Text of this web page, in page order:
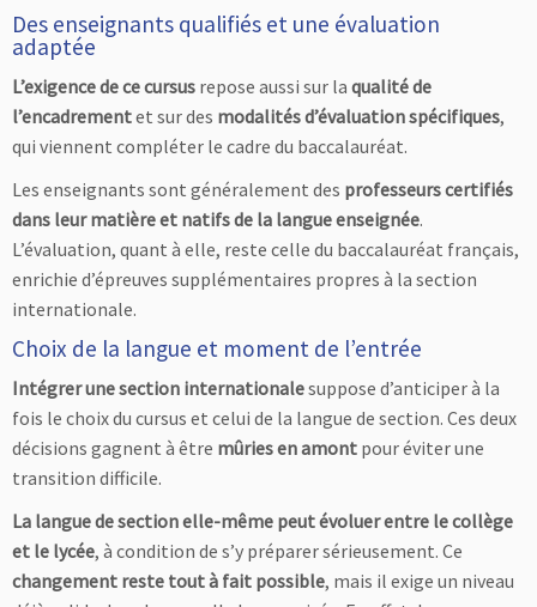
Des enseignants qualifiés et une évaluation
adaptée
L’exigence de ce cursus repose aussi sur la qualité de
l’encadrementet sur des modalités d’évaluation spécifiques,
qui viennent compléter le cadre du baccalauréat.
Les enseignants sont généralement des professeurs certifiés
dans leur matière et natifs de la langue enseignée.
L’évaluation, quant à elle, reste celle du baccalauréat français,
enrichie d’épreuves supplémentaires propres à la section
internationale.
Choix de la langue et moment de l’entrée
Intégrer une section internationalesuppose d’anticiper à la
fois le choix du cursus et celui de la langue de section. Ces deux
décisions gagnent à être mûries en amont pour éviter une
transition difficile.
La langue de section elle-même peut évoluer entre le collège
et le lycée, à condition de s’y préparer sérieusement. Ce
changement reste tout à fait possible, mais il exige un niveau